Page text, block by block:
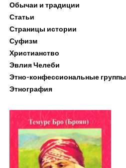
Обычаи и традиции
Статьи
Страницы истории
Суфизм
Христианство
Эвлия Челеби
Этно-конфессиональные группы
Этнография